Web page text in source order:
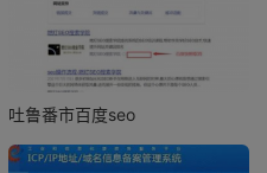
吐鲁番市百度seo